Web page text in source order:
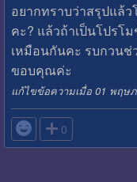
อยากทราบว่าสรุปแล้
คะ? แล้วถ้าเป็นโปรโ
เหมือนกันคะ รบกวนช่
ขอบคุณค่ะ
แก้ไขข้อความเมื่อ 01 พฤษภ
 0